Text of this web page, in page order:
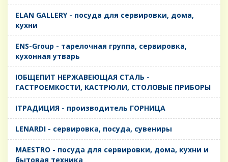
ELAN GALLERY - посуда для сервировки, дома,
кухни
ENS-Group - тарелочная группа, сервировка,
кухонная утварь
IОБЩЕПИТ НЕРЖАВЕЮЩАЯ СТАЛЬ -
ГАСТРОЕМКОСТИ, КАСТРЮЛИ, СТОЛОВЫЕ ПРИБОРЫ
IТРАДИЦИЯ - производитель ГОРНИЦА
LENARDI - сервировка, посуда, сувениры
MAESTRO - посуда для сервировки, дома, кухни и
бытовая техника